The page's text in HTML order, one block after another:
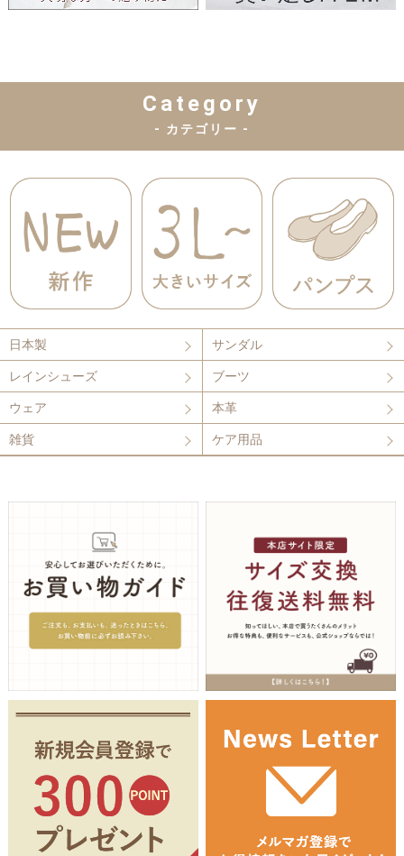
Category
- カテゴリー -
日本製 サンダル
レインシューズ ブーツ
ウェア 本革
雑貨 ケア用品